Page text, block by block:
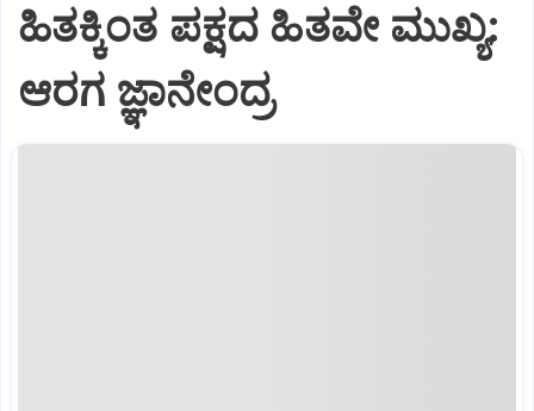
ಹಿತಕ್ಕಿಂತ ಪಕ್ಷದ ಹಿತವೇ ಮುಖ್ಯ:
ಆರಗ ಜ್ಞಾನೇಂದ್ರ